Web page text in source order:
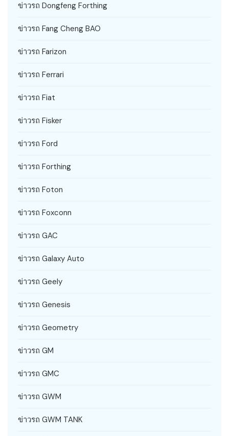
ข่าวรถ Dongfeng Forthing
ข่าวรถ Fang Cheng BAO
ข่าวรถ Farizon
ข่าวรถ Ferrari
ข่าวรถ Fiat
ข่าวรถ Fisker
ข่าวรถ Ford
ข่าวรถ Forthing
ข่าวรถ Foton
ข่าวรถ Foxconn
ข่าวรถ GAC
ข่าวรถ Galaxy Auto
ข่าวรถ Geely
ข่าวรถ Genesis
ข่าวรถ Geometry
ข่าวรถ GM
ข่าวรถ GMC
ข่าวรถ GWM
ข่าวรถ GWM TANK